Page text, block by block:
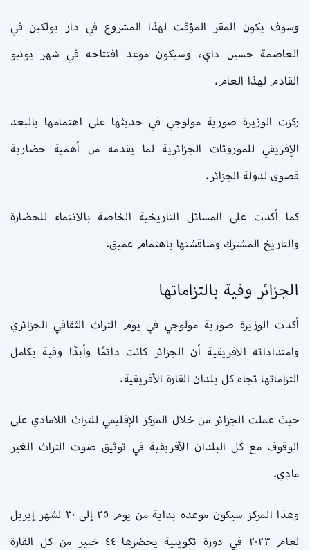
وسوف يكون المقر المؤقت لهذا المشروع في دار بولكين في
العاصمة حسين داي، وسيكون موعد افتتاحه في شهر يونيو
القادم لهذا العام.
ركزت الوزيرة صورية مولوجي في حديثها على اهتمامها بالبعد
الإفريقي للموروثات الجزائرية لما يقدمه من أهمية حضارية
قصوى لدولة الجزائر.
كما أكدت على المسائل التاريخية الخاصة بالانتماء للحضارة
والتاريخ المشترك ومناقشتها باهتمام عميق.
الجزائر وفية بالتزاماتها
أكدت الوزيرة صورية مولوجي في يوم التراث الثقافي الجزائري
وامتداداته الافريقية أن الجزائر كانت دائمًا وأبدًا وفية بكامل
التزاماتها تجاه كل بلدان القارة الأفريقية.
حيث عملت الجزائر من خلال المركز الإقليمي للتراث اللامادي على
الوقوف مع كل البلدان الأفريقية في توثيق صوت التراث الغير
مادي.
وهذا المركز سيكون موعده بداية من يوم ٢٥ إلى ٣٠ لشهر إبريل
لعام ٢٠٢٣ في دورة تكوينية يحضرها ٤٤ خبير من كل القارة